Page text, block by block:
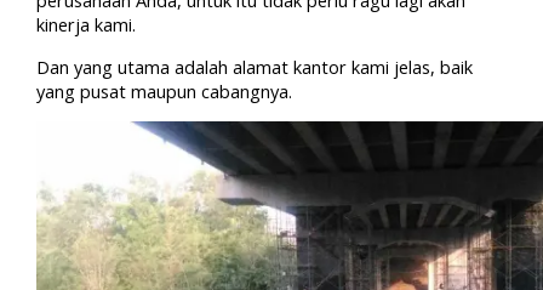
kinerja kami.
Dan yang utama adalah alamat kantor kami jelas, baik
yang pusat maupun cabangnya.